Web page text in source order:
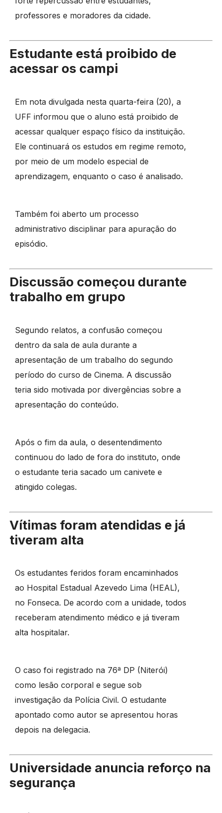
professores e moradores da cidade.
Estudante está proibido de
acessar os campi
Em nota divulgada nesta quarta-feira (20), a
UFF informou que o aluno está proibido de
acessar qualquer espaço físico da instituição.
Ele continuará os estudos em regime remoto,
por meio de um modelo especial de
aprendizagem, enquanto o caso é analisado.
Também foi aberto um processo
administrativo disciplinar para apuração do
episódio.
Discussão começou durante
trabalho em grupo
Segundo relatos, a confusão começou
dentro da sala de aula durante a
apresentação de um trabalho do segundo
período do curso de Cinema. A discussão
teria sido motivada por divergências sobre a
apresentação do conteúdo.
Após o fim da aula, o desentendimento
continuou do lado de fora do instituto, onde
o estudante teria sacado um canivete e
atingido colegas.
Vítimas foram atendidas e já
tiveram alta
Os estudantes feridos foram encaminhados
ao Hospital Estadual Azevedo Lima (HEAL),
no Fonseca. De acordo com a unidade, todos
receberam atendimento médico e já tiveram
alta hospitalar.
O caso foi registrado na 76ª DP (Niterói)
como lesão corporal e segue sob
investigação da Polícia Civil. O estudante
apontado como autor se apresentou horas
depois na delegacia.
Universidade anuncia reforço na
segurança